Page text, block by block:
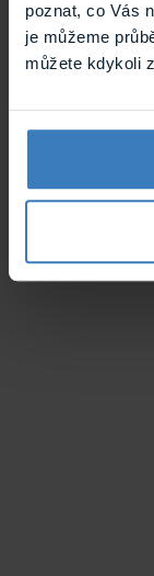
poznat, co Vás
je můžeme
můžete kdykoli
Solar